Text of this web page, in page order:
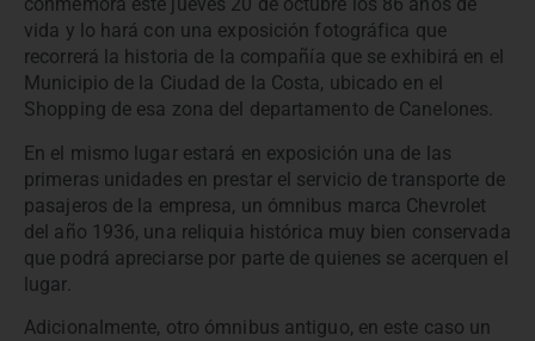
conmemora este jueves 20 de octubre los 86 años de
vida y lo hará con una exposición fotográfica que
recorrerá la historia de la compañía que se exhibirá en el
Municipio de la Ciudad de la Costa, ubicado en el
Shopping de esa zona del departamento de Canelones.
En el mismo lugar estará en exposición una de las
primeras unidades en prestar el servicio de transporte de
pasajeros de la empresa, un ómnibus marca Chevrolet
del año 1936, una reliquia histórica muy bien conservada
que podrá apreciarse por parte de quienes se acerquen el
lugar.
Adicionalmente, otro ómnibus antiguo, en este caso un